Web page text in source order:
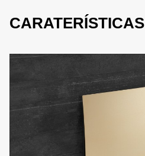
CARATERÍSTICAS